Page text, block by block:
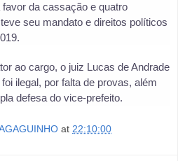
da cassação e quatro
seu mandato e direitos políticos
ao cargo, o juiz Lucas de Andrade
ilegal, por falta de provas, além
defesa do vice-prefeito.
at 22:10:00